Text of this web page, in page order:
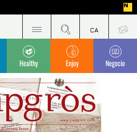
Healthy Enjoy Negocio